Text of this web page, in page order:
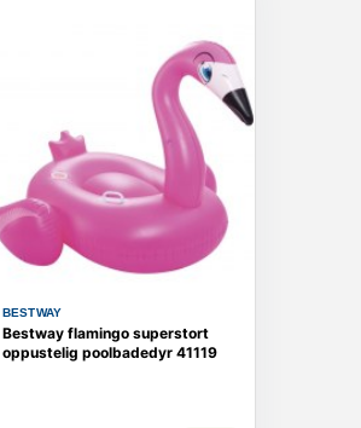
BESTWAY
Bestway flamingo superstort
oppustelig poolbadedyr 41119